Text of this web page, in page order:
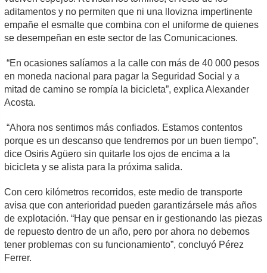
aditamentos y no permiten que ni una llovizna impertinente
empañe el esmalte que combina con el uniforme de quienes
se desempeñan en este sector de las Comunicaciones.
“En ocasiones salíamos a la calle con más de 40 000 pesos
en moneda nacional para pagar la Seguridad Social y a
mitad de camino se rompía la bicicleta”, explica Alexander
Acosta.
“Ahora nos sentimos más confiados. Estamos contentos
porque es un descanso que tendremos por un buen tiempo”,
dice Osiris Agüero sin quitarle los ojos de encima a la
bicicleta y se alista para la próxima salida.
Con cero kilómetros recorridos, este medio de transporte
avisa que con anterioridad pueden garantizársele más años
de explotación. “Hay que pensar en ir gestionando las piezas
de repuesto dentro de un año, pero por ahora no debemos
tener problemas con su funcionamiento”, concluyó Pérez
Ferrer.